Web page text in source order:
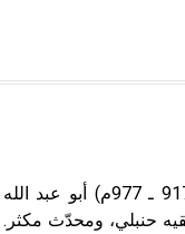
ابن بطة (عبيد الله بن محمد ـ) (304
حنبلي، ومحدّث